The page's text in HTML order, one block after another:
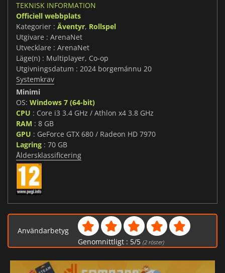
TEKNISK INFORMATION
Officiell webbplats
Kategorier : Äventyr, Rollspel
Utgivare : ArenaNet
Utvecklare : ArenaNet
Läge(n) : Multiplayer, Co-op
Utgivningsdatum : 2024 borgemánnu 20
Systemkrav
Minimi
OS: Windows 7 (64-bit)
CPU : Core i3 3.4 GHz / Athlon x4 3.8 GHz
RAM : 8 GB
GPU : GeForce GTX 680 / Radeon HD 7970
Lagring : 70 GB
Åldersklassificering
Användarbetyg
Genomnittligt : 5/5 (2röster)